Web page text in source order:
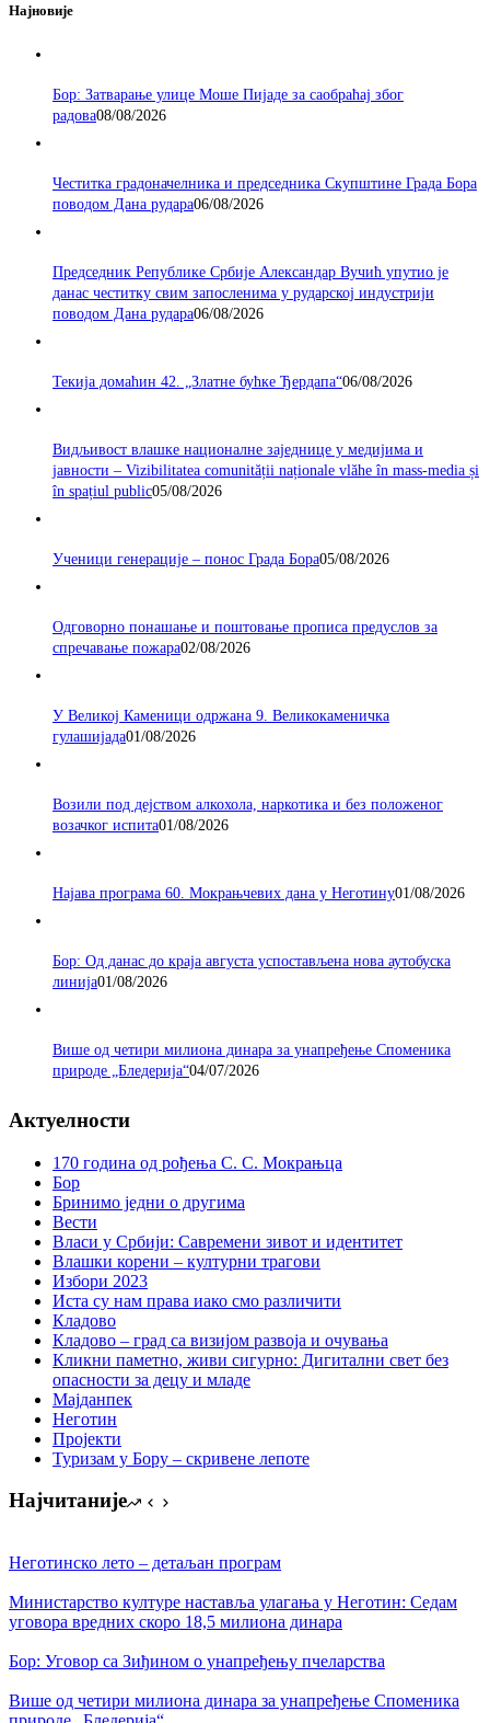
Најновије
Бор: Затварање улице Моше Пијаде за саобраћај због
радова08/08/2026
Честитка градоначелника и председника Скупштине Града Бора
поводом Дана рудара06/08/2026
Председник Републике Србије Александар Вучић упутио је
данас честитку свим запосленима у рударској индустрији
поводом Дана рудара06/08/2026
Текија домаћин 42. „Златне бућке Ђердапа“06/08/2026
Видљивост влашке националне заједнице у медијима и
јавности – Vizibilitatea comunității naționale vlăhe în mass-media și
în spațiul public05/08/2026
Ученици генерације – понос Града Бора05/08/2026
Одговорно понашање и поштовање прописа предуслов за
спречавање пожара02/08/2026
У Великој Каменици одржана 9. Великокаменичка
гулашијада01/08/2026
Возили под дејством алкохола, наркотика и без положеног
возачког испита01/08/2026
Најава програма 60. Мокрањчевих дана у Неготину01/08/2026
Бор: Од данас до краја августа успостављена нова аутобуска
линија01/08/2026
Више од четири милиона динара за унапређење Споменика
природе „Бледерија“04/07/2026
Актуелности
170 година од рођења С. С. Мокрањца
Бор
Бринимо једни о другима
Вести
Власи у Србији: Савремени зивот и идентитет
Влашки корени – културни трагови
Избори 2023
Иста су нам права иако смо различити
Кладово
Кладово – град са визијом развоја и очувања
Кликни паметно, живи сигурно: Дигитални свет без
опасности за децу и младе
Мајданпек
Неготин
Пројекти
Туризам у Бору – скривене лепоте
Најчитаније
Неготинско лето – детаљан програм
Министарство културе наставља улагања у Неготин: Седам
уговора вредних скоро 18,5 милиона динара
Бор: Уговор са Зиђином о унапређењу пчеларства
Више од четири милиона динара за унапређење Споменика